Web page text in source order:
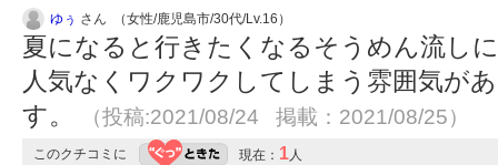
ゆぅ さん （女性/鹿児島市/30代/Lv.16）
夏になると行きたくなるそうめん流し
人気なくワクワクしてしまう雰囲気が
す。
（投稿:2021/08/24 掲載：2021/08/25）
このクチコミに 現在： 1人